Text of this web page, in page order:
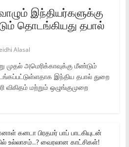
இந்தியர்களுக்கு
தொடங்கியது தபால்
Alasal
முதல் அமெரிக்காவுக்கு மீண்டும்
இந்திய தபால் துறை
விகிதம் மற்றும் ஒழுங்குமுறை
கனடா பிரதமர் பாப் பாடகியுடன்
உல்லாசம்..? வைரலான காட்சிகள்!